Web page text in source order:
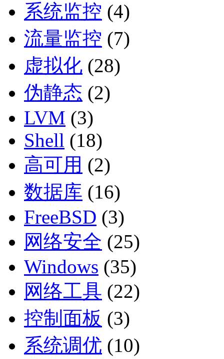
系统监控 (4)
流量监控 (7)
虚拟化 (28)
伪静态 (2)
LVM (3)
Shell (18)
高可用 (2)
数据库 (16)
FreeBSD (3)
网络安全 (25)
Windows (35)
网络工具 (22)
控制面板 (3)
系统调优 (10)